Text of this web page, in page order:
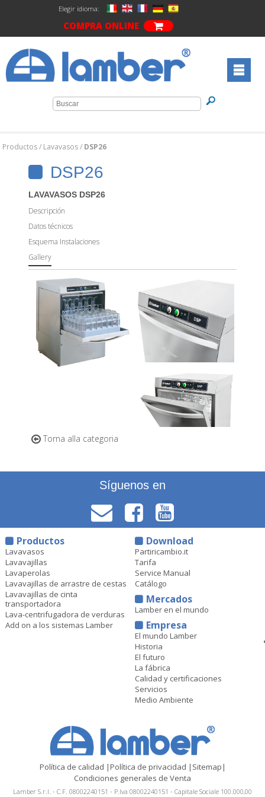
Elegir idioma:
COMPRA ONLINE
Productos/ Lavavasos/ DSP26
DSP26
LAVAVASOS DSP26
Descripción
Datos técnicos
Esquema Instalaciones
Gallery
Torna alla categoria
Síguenos en
Productos
Lavavasos
Lavavajillas
Lavaperolas
Lavavajillas de arrastre de cestas
Lavavajillas de cinta
transportadora
Lava-centrifugadora de verduras
Add on a los sistemas Lamber
Download
Partiricambio.it
Tarifa
Service Manual
Catálogo
Mercados
Lamber en el mundo
Empresa
El mundo Lamber
Historia
El futuro
La fábrica
Calidad y certificaciones
Servicios
Medio Ambiente
Política de calidad |Política de privacidad | Sitemap|
Condiciones generales de Venta
Lamber S.r.l. - C.F. 08002240151 - P.Iva 08002240151 - Capitale Sociale 100.000,00